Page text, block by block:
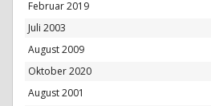
Februar 2019
Juli 2003
August 2009
Oktober 2020
August 2001